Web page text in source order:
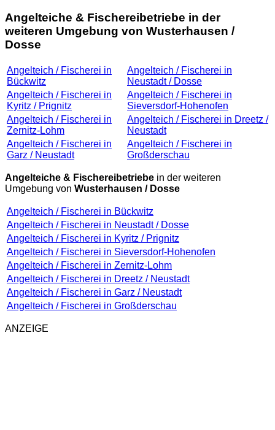
Angelteiche & Fischereibetriebe in der
weiteren Umgebung von Wusterhausen /
Dosse
Angelteich / Fischerei in
Bückwitz
Angelteich / Fischerei in
Neustadt / Dosse
Angelteich / Fischerei in
Kyritz / Prignitz
Angelteich / Fischerei in
Sieversdorf-Hohenofen
Angelteich / Fischerei in
Zernitz-Lohm
Angelteich / Fischerei in Dreetz /
Neustadt
Angelteich / Fischerei in
Garz / Neustadt
Angelteich / Fischerei in
Großderschau
Angelteiche & Fischereibetriebe in der weiteren
Umgebung von Wusterhausen / Dosse
Angelteich / Fischerei in Bückwitz
Angelteich / Fischerei in Neustadt / Dosse
Angelteich / Fischerei in Kyritz / Prignitz
Angelteich / Fischerei in Sieversdorf-Hohenofen
Angelteich / Fischerei in Zernitz-Lohm
Angelteich / Fischerei in Dreetz / Neustadt
Angelteich / Fischerei in Garz / Neustadt
Angelteich / Fischerei in Großderschau
ANZEIGE